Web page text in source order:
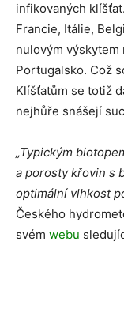
infikovaných
Francie, Itálie,
nulovým výskytem
Portugalsko. Což
Klíšťatům se totiž
nejhůře snášejí
„Typickým
a porosty křovin s
optimální vlhkost
Českého
svém webu